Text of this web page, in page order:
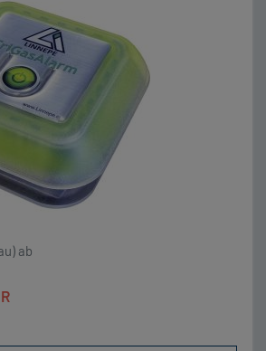
Sensorik erwärmt sich im
Aufgrund der individuellen
kann der Angebotspreis für
[…]
ab